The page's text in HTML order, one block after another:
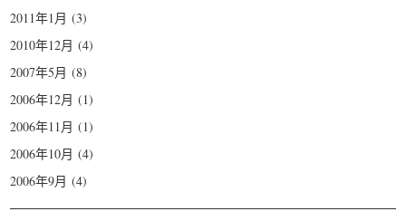
2011年1月 (3)
2010年12月 (4)
2007年5月 (8)
2006年12月 (1)
2006年11月 (1)
2006年10月 (4)
2006年9月 (4)